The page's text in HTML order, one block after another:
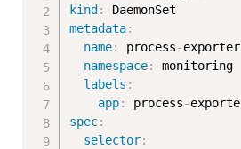
kind :
metadata:
name: process-exporter
namespace:
monitoring
labels :
app: process-
spec:
selector: